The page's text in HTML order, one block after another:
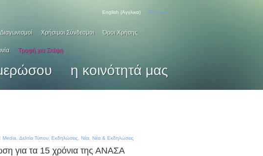
English (Αγγλικα) Ελληνικα
Διαγωνισμοί Χρήσιμοι Σύνδεσμοι Όροι Χρήσης
Τροφή για Σκέψη
η κοινότητά μας
Media Δελτία Τύπου Εκδηλώσεις Νέα Νέα & Εκδηλώσεις
για τα 15 χρόνια της ΑΝΑΣΑ